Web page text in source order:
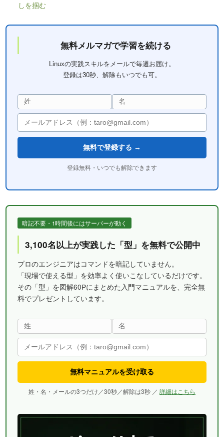
しを掴む
無料メルマガで学習を続ける
Linuxの実践スキルをメールで毎週お届け。
登録は30秒、解除もいつでも可。
無料で登録する →
登録無料・いつでも解除できます
暗記不要・1時間後にはサーバーが動く
3,100名以上が実践した「型」を無料で公開中
プロのエンジニアはコマンドを暗記していません。
「現場で使える型」を効率よく使いこなしているだけです。
その「型」を図解60Pにまとめた入門マニュアルを、完全無
料でプレゼントしています。
無料マニュアルを受け取る
姓・名・メールの3つだけ／30秒／解除は3秒 ／ 詳細はこちら